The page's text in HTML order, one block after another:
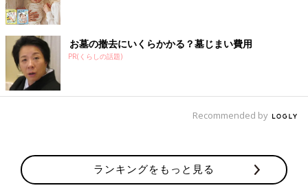
お墓の撤去にいくらかかる？墓じまい費用
PR(くらしの話題)
Recommended by
ランキングをもっと見る